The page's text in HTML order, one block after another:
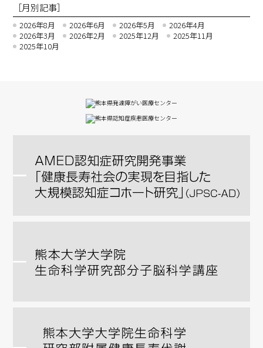
［月別記事］
2026年8月 2026年6月 2026年5月
2026年4月
2026年3月
2026年2月 2025年12月
2025年11月
2025年10月